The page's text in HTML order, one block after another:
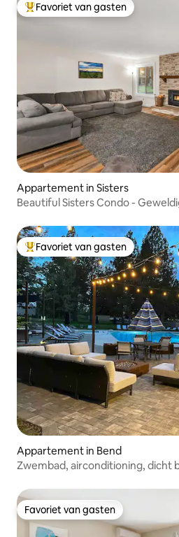
Topfavoriet van gasten
Favoriet van gasten
Appartement in Sisters
Beautiful Sisters Condo -
Topfavoriet van gasten
Favoriet van gasten
Appartement in Bend
Zwembad, airconditioning, dicht
Favoriet van gasten
Favoriet van gasten